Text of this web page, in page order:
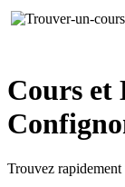
Cours et
Trouvez